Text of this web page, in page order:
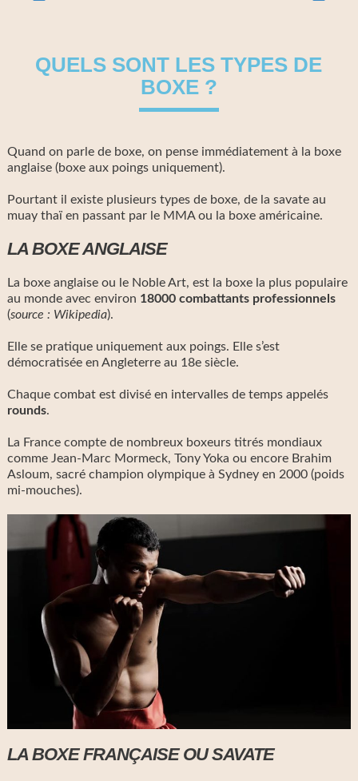
QUELS SONT LES TYPES DE
BOXE ?
Quand on parle de boxe, on pense immédiatement à la boxe
anglaise (boxe aux poings uniquement).
Pourtant il existe plusieurs types de boxe, de la savate au
muay thaï en passant par le MMA ou la boxe américaine.
LA BOXE ANGLAISE
La boxe anglaise ou le Noble Art, est la boxe la plus populaire
au monde avec environ 18000 combattants professionnels
(source : Wikipedia).
Elle se pratique uniquement aux poings. Elle s’est
démocratisée en Angleterre au 18e siècle.
Chaque combat est divisé en intervalles de temps appelés
rounds.
La France compte de nombreux boxeurs titrés mondiaux
comme Jean-Marc Mormeck, Tony Yoka ou encore Brahim
Asloum, sacré champion olympique à Sydney en 2000 (poids
mi-mouches).
LA BOXE FRANÇAISE OU SAVATE